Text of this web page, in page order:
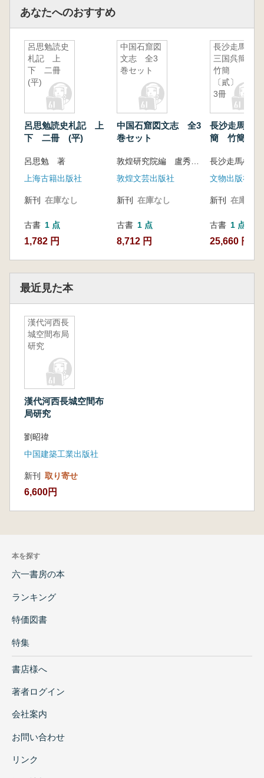
す。最後に主要な研究成果を総括し、漢代河西
長城の空間配置が形成される論理を整理するこ
えを提供しています。巻末には遺構の実景写真
も付され、参考資料として活用できます。
あなたへのおすすめ
呂思勉読史
札記 上
下 二冊
(平)
呂思勉読史札記 上
下 二冊 (平)
呂思勉 著
上海古籍出版社
新刊 在庫なし
古書 1 点
1,782 円
中国石窟図
文志 全3
巻セット
中国石窟図文志 全3
巻セット
敦煌文芸出版社
新刊 在庫なし
古書 1 点
8,712 円
長沙走馬楼
三国呉簡
竹簡
〔貳〕 全
3冊
長沙走馬楼
簡 竹簡〔
文物出版社
新刊 在庫なし
古書 1 点
25,660 円
最近見た本
漢代河西長
城空間布局
研究
漢代河西長城空間布
局研究
劉昭禕
中国建築工業出版社
新刊 取り寄せ
6,600円
本を探す
六一書房の本
ランキング
特価図書
特集
書店様へ
著者ログイン
会社案内
お問い合わせ
リンク